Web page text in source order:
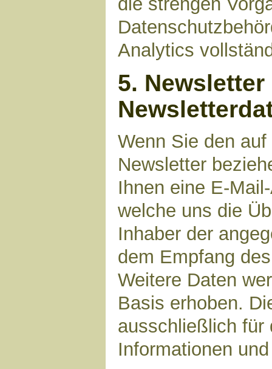
Analytics
5. Newsletter
Wenn Sie den
Newsletter
Ihnen eine E-
welche uns die
Inhaber der
dem Empfang
Weitere Daten
Basis erhoben.
ausschließlich für
Informationen